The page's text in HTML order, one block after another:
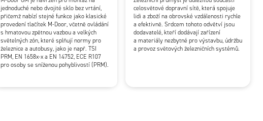
jednoduché nebo dvojité sklo bez vrtání,
přičemž nabízí stejné funkce jako klasické
provedení tlačítek M-Door, včetně ovládání
s hmatovou zpětnou vazbou a velkých
světelných zón, které splňují normy pro
železnice a autobusy, jako je např. TSI
PRM, EN 1658x-x a EN 14752, ECE R107
pro osoby se sníženou pohyblivostí (PRM).
celosvětové dopravní sítě, která spojuje
lidi a zboží na obrovské vzdálenosti rychle
a efektivně. Srdcem tohoto odvětví jsou
dodavatelé, kteří dodávají zařízení
a materiály nezbytné pro výstavbu, údržbu
a provoz světových železničních systémů.